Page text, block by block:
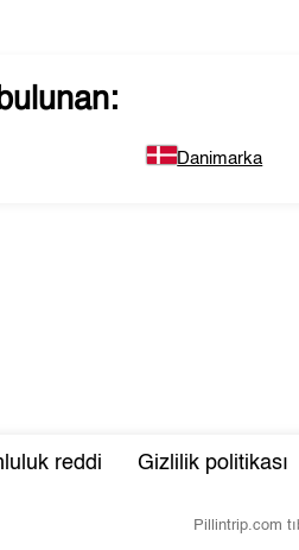
Danimarka
reddi Gizlilik politikası
Pillintrip.com